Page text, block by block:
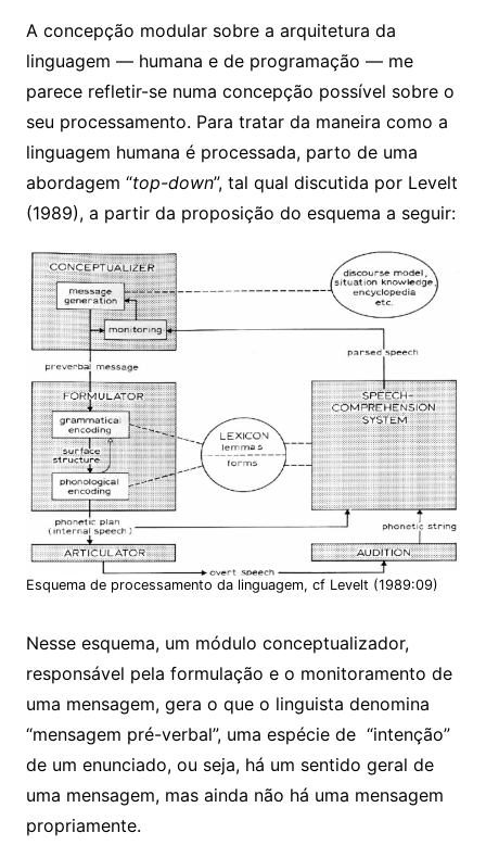
A concepção modular sobre a arquitetura da
linguagem — humana e de programação — me
parece refletir-se numa concepção possível sobre o
seu processamento. Para tratar da maneira como a
linguagem humana é processada, parto de uma
abordagem “top-down”, tal qual discutida por Levelt
(1989), a partir da proposição do esquema a seguir:
Esquema de processamento da linguagem, cf Levelt (1989:09)
Nesse esquema, um módulo conceptualizador,
responsável pela formulação e o monitoramento de
uma mensagem, gera o que o linguista denomina
“mensagem pré-verbal”, uma espécie de “intenção”
de um enunciado, ou seja, há um sentido geral de
uma mensagem, mas ainda não há uma mensagem
propriamente.